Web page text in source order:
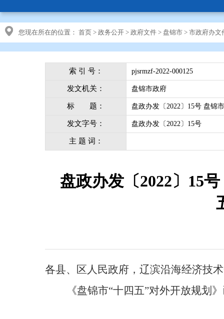
您现在所在的位置： 首页 > 政务公开 > 政府文件 > 盘锦市 > 市政府办文
索 引 号： pjsrmzf-2022-000125
发文机关： 盘锦市政府
标 题： 盘政办发〔2022〕15号 盘锦
发文字号： 盘政办发〔2022〕15号
主 题 词：
盘政办发〔2022〕15
各县、区人民政府， 辽滨沿海经济技
《盘锦市“十四五”对外开放规划